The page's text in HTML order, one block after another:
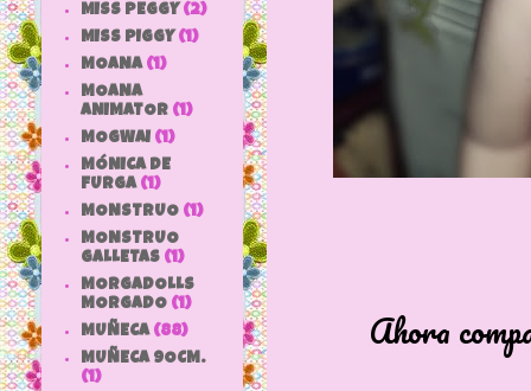
Ahora
MISS PEGGY (2)
MISS PIGGY (1)
MOANA (1)
MOANA
ANIMATOR (1)
MOGWAI (1)
MÓNICA DE
FURGA (1)
MONSTRUO (1)
MONSTRUO
GALLETAS (1)
MORGADOLLS
MORGADO (1)
MUÑECA (88)
MUÑECA 9OCM.
(1)